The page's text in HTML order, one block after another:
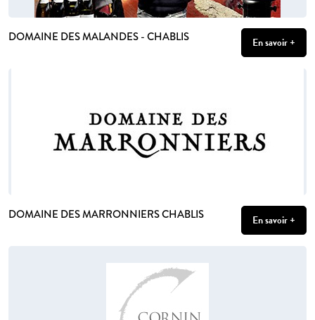
DOMAINE DES MALANDES - CHABLIS En savoir +
DOMAINE DES MARRONNIERS CHABLIS En savoir +